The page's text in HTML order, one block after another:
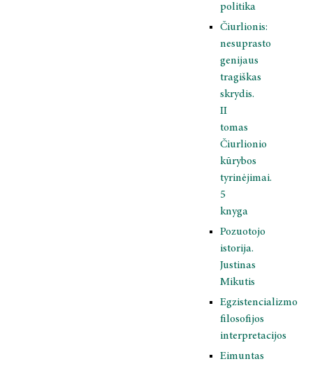
politika
Čiurlionis:
nesuprasto
genijaus
tragiškas
skrydis.
II
tomas
Čiurlionio
kūrybos
tyrinėjimai.
5
knyga
Pozuotojo
istorija.
Justinas
Mikutis
Egzistencializmo
filosofijos
interpretacijos
Eimuntas